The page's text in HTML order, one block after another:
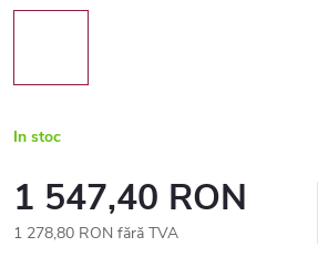
In stoc
1 547,40 RON
1 278,80 RON fără TVA